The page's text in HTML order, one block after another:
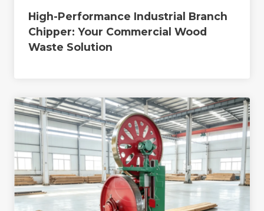
High-Performance Industrial Branch
Chipper: Your Commercial Wood
Waste Solution